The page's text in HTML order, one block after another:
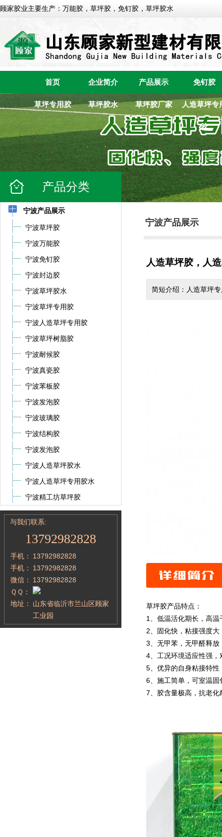
顾家胶业主要生产：万能胶，草坪胶，免钉胶，草坪胶水
首页 企业简介 产品展示 免钉胶
草坪专用胶 草坪胶水 草坪胶厂家 人造草坪专
胶
产品分类
宁波产品展示
宁波草坪胶
宁波万能胶
宁波免钉胶
宁波封边胶
宁波草坪胶水
宁波草坪专用胶
宁波人造草坪专用胶
宁波草坪树脂胶
宁波耐候胶
宁波真瓷胶
宁波苯板胶
宁波发泡胶
宁波玻璃胶
宁波结构胶
宁波发泡胶
宁波人造草坪胶水
宁波人造草坪专用胶水
宁波精工坊草坪胶
与我们联系:
13792982828
手机：
13792982828
手机：
13792982828
微信：
13792982828
ＱＱ：
地址：
山东省临沂市兰山区顾家
工业园
宁波产品展示
人造草坪胶，人
简短介绍：人造草坪
草坪胶产品特点：
1、低温活化期长，高温
2、固化快，粘接强度
3、无甲苯，无甲醛释
4、工况环境适应性强，
5、优异的自身粘接特
6、施工简单，可室温固
7、胶含量极高，抗老化